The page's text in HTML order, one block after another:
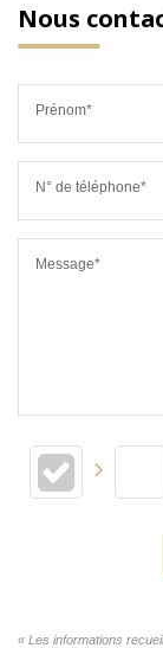
Nous
Prénom*
N° de téléphone*
Message*
« Les informations